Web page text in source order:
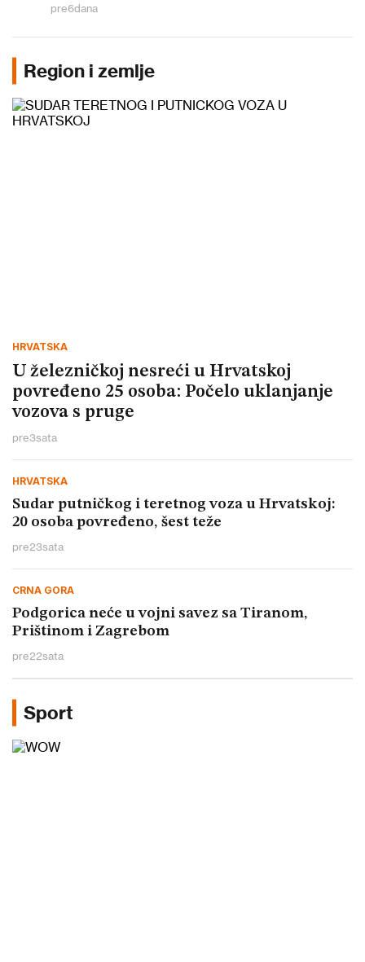
pre6dana
Region i zemlje
HRVATSKA
U železničkoj nesreći u Hrvatskoj
povređeno 25 osoba: Počelo uklanjanje
vozova s pruge
pre3sata
HRVATSKA
Sudar putničkog i teretnog voza u Hrvatskoj:
20 osoba povređeno, šest teže
pre23sata
CRNA GORA
Podgorica neće u vojni savez sa Tiranom,
Prištinom i Zagrebom
pre22sata
Sport